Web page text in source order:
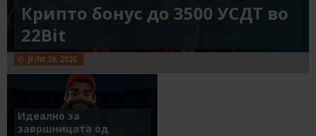
Крипто бонус до 3500 УСДТ во
22Bit
ЈУЛИ 29, 2026
Идеално за
завршницата од